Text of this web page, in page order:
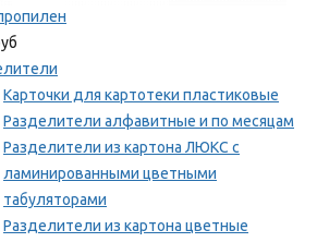
Карточки для картотеки пластиковые
Разделители алфавитные и по месяцам
Разделители из картона ЛЮКС с
ламинированными цветными
табуляторами
Разделители из картона цветные